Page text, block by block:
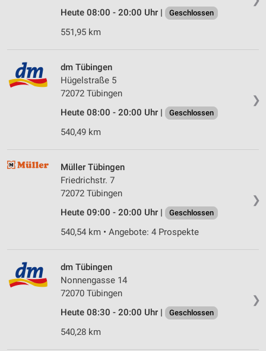
Heute 08:00 - 20:00 Uhr | Geschlossen
551,95 km
❯
dm Tübingen
Hügelstraße 5
72072 Tübingen
Heute 08:00 - 20:00 Uhr |
Geschlossen
540,49 km
❯
Müller Tübingen
Friedrichstr. 7
72072 Tübingen
Heute 09:00 - 20:00 Uhr |
Geschlossen
540,54 km • Angebote: 4 Prospekte
❯
dm Tübingen
Nonnengasse 14
72070 Tübingen
Heute 08:30 - 20:00 Uhr |
Geschlossen
540,28 km